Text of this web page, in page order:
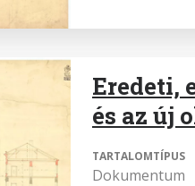
Eredeti,
és az új
TARTALOMTÍPUS
Dokumentum